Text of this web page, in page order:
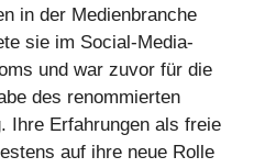
in der Medienbranche
sie im Social-Media-
und war zuvor für die
des renommierten
Ihre Erfahrungen als freie
auf ihre neue Rolle